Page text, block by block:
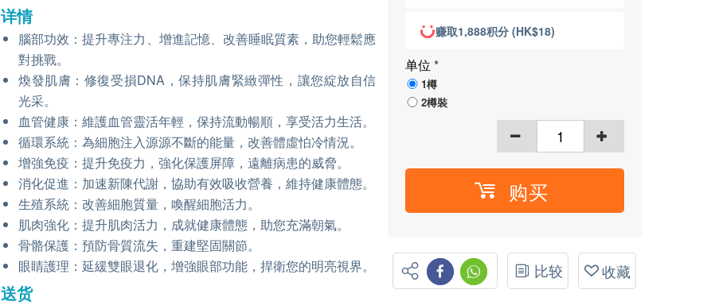
详情
腦部功效：提升專注力、增進記憶、改善睡眠質素，助您輕鬆應
對挑戰。
煥發肌膚：修復受損DNA，保持肌膚緊緻彈性，讓您綻放自信
光采。
血管健康：維護血管靈活年輕，保持流動暢順，享受活力生活。
循環系統：為細胞注入源源不斷的能量，改善體虛怕冷情況。
增強免疫：提升免疫力，強化保護屏障，遠離病患的威脅。
消化促進：加速新陳代謝，協助有效吸收營養，維持健康體態。
生殖系統：改善細胞質量，喚醒細胞活力。
肌肉強化：提升肌肉活力，成就健康體態，助您充滿朝氣。
骨骼保護：預防骨質流失，重建堅固關節。
眼睛護理：延緩雙眼退化，增強眼部功能，捍衛您的明亮視界。
送货
赚取1,888积分 (HK$18)
单位*
1樽
2樽裝
购买
比较 收藏